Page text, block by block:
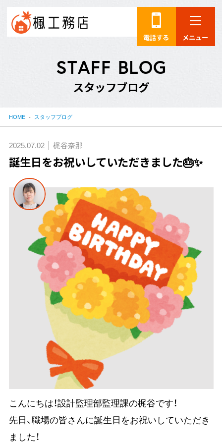
電話する メニュー
STAFF BLOG
スタッフブログ
HOME スタッフブログ
2025.07.02 梶谷奈那
誕生日をお祝いしていただきました🎂✨
こんにちは！設計監理部監理課の梶谷です！
先日、職場の皆さんに誕生日をお祝いしていただき
ました！